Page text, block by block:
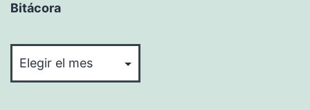
Bitácora